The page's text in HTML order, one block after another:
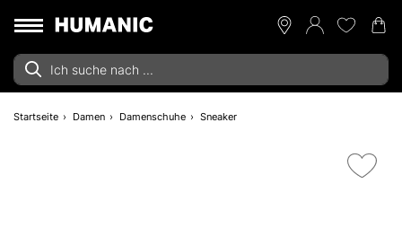
Startseite Damen Damenschuhe Sneaker